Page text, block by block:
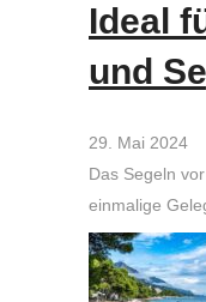
Ideal
und
29. Mai 2024
Das Segeln
einmalige